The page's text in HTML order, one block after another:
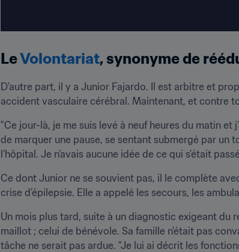
Le Volontariat, synonyme de
D’autre part, il y a Junior Fajardo. Il est arbitre et
accident vasculaire cérébral. Maintenant, et contre
"Ce jour-là, je me suis levé à neuf heures du matin et
de marquer une pause, se sentant submergé par un
l’hôpital. Je n’avais aucune idée de ce qui s’était
Ce dont Junior ne se souvient pas, il le complète
crise d’épilepsie. Elle a appelé les secours, les
Un mois plus tard, suite à un diagnostic exigeant
maillot ; celui de bénévole. Sa famille n’était pas
tâche ne serait pas ardue. "Je lui ai décrit les